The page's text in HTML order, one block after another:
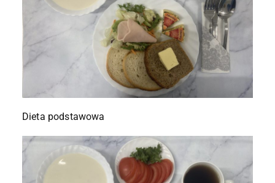
Dieta podstawowa